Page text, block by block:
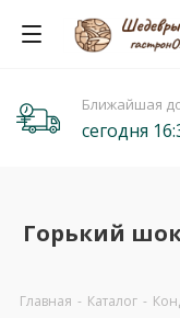
Ближайшая
сегодня
Горький
Главная - Каталог -